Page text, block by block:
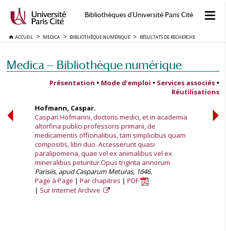
Bibliothèques d'Université Paris Cité
ACCUEIL MEDICA BIBLIOTHÈQUE NUMÉRIQUE RÉSULTATS DE RECHERCHE
Medica — Bibliothèque numérique
Présentation • Mode d’emploi • Services associés •
Réutilisations
Hofmann, Caspar.
Caspari Hofmanni, doctoris medici, et in academia
altorfina publici professoris primarii, de
medicamentis officinalibus, tam simplicibus quam
compositis, libri duo. Accesserunt quasi
paralipomena, quae vel ex animalibus vel ex
mineralibus petuntur.Opus triginta annorum
Parisiis, apud Casparum Meturas, 1646.
Page à Page
Par chapitres
PDF
Sur Internet Archive